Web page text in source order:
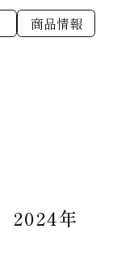
商品情報
2024年